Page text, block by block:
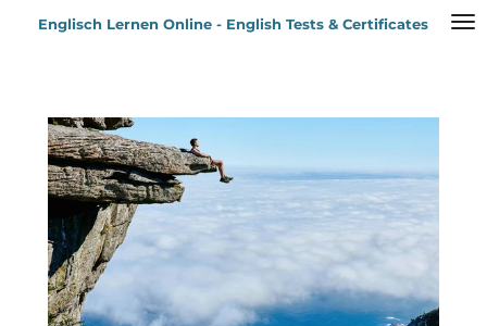
ZumEnglisch Lernen Online - English Tests & Certificates